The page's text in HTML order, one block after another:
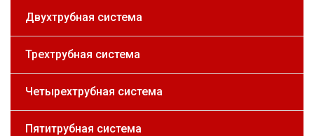
Двухтрубная система
Трехтрубная система
Четырехтрубная система
Пятитрубная система